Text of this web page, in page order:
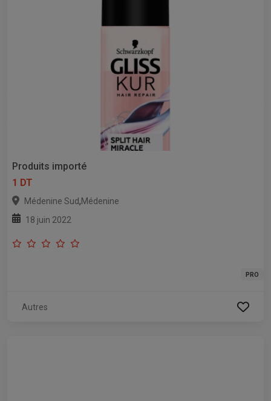
Produits importé
1 DT
Médenine Sud,Médenine
18 juin 2022
PRO
Autres